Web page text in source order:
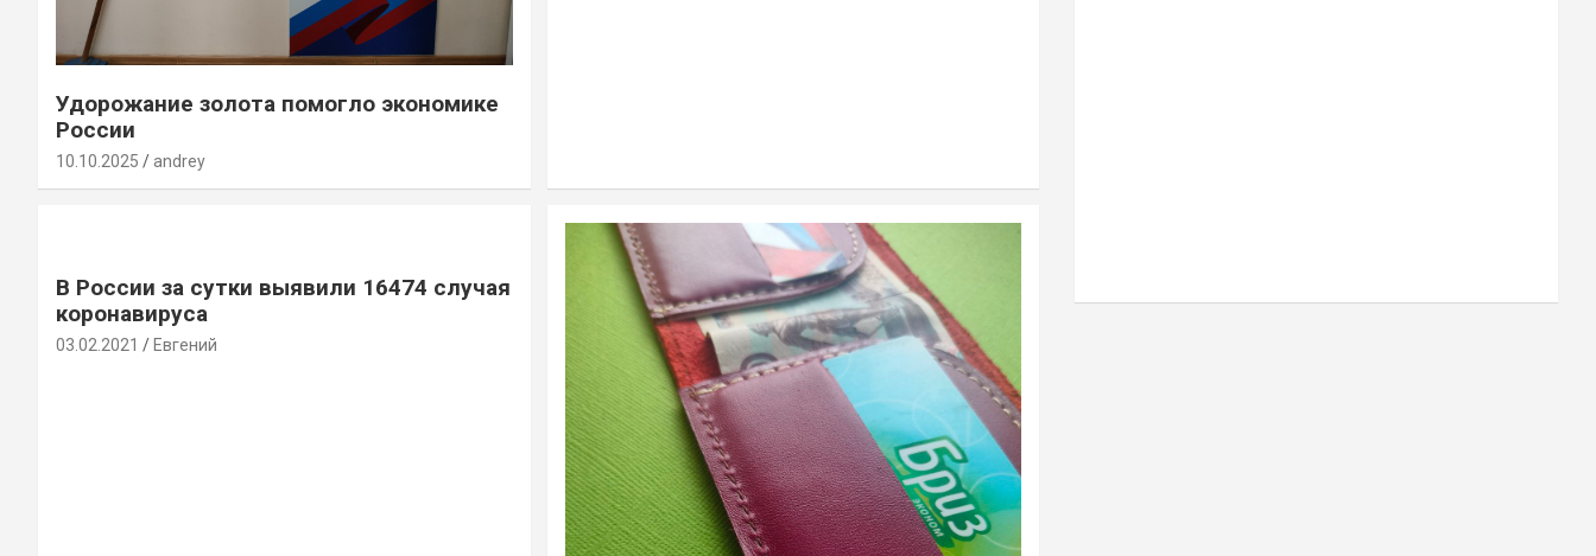
Удорожание золота помогло экономике
России
10.10.2025 andrey
В России за сутки выявили 16474 случая
коронавируса
03.02.2021 Евгений